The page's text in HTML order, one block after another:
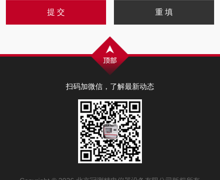
扫码加微信，了解最新动态